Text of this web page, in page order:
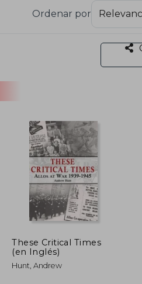
práctico y accesible ha
Ordenar por
These Critical Times
(en Inglés)
Hunt, Andrew